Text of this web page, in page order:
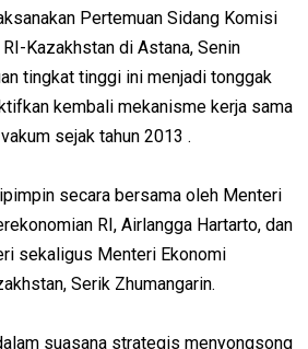
Pertemuan Sidang Komisi
Kazakhstan di Astana, Senin
tingkat tinggi ini menjadi tonggak
kembali mekanisme kerja sama
sejak tahun 2013 .
secara bersama oleh Menteri
RI, Airlangga Hartarto, dan
sekaligus Menteri Ekonomi
Serik Zhumangarin.
suasana strategis menyongsong